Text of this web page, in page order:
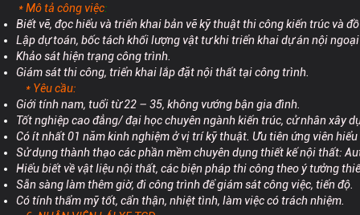
* Mô tả công việc:
Biết vẽ, đọc hiểu và triển khai bản vẽ kỹ thuật thi công kiến trúc và
Lập dự toán, bốc tách khối lượng vật tư khi triển khai dự án nội
Khảo sát hiện trạng công trình.
Giám sát thi công, triển khai lắp đặt nội thất tại công trình.
* Yêu cầu:
Giới tính nam, tuổi từ 22 – 35, không vướng bận gia đình.
Tốt nghiệp cao đẳng/ đại học chuyên ngành kiến trúc, cử nhân xây
Có ít nhất 01 năm kinh nghiệm ở vị trí kỹ thuật. Ưu tiên ứng viên
Sử dụng thành thạo các phần mềm chuyên dụng thiết kế nội thất:
Hiểu biết về vật liệu nội thất, các biện pháp thi công theo ý tưởng
Sẵn sàng làm thêm giờ, đi công trình để giám sát công việc, tiến độ.
Có tính thẩm mỹ tốt, cẩn thận, nhiệt tình, làm việc có trách nhiệm.